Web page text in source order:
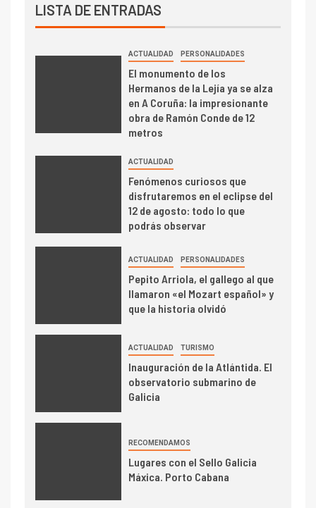
LISTA DE ENTRADAS
ACTUALIDAD PERSONALIDADES
El monumento de los
Hermanos de la Lejía ya se alza
en A Coruña: la impresionante
obra de Ramón Conde de 12
metros
ACTUALIDAD
Fenómenos curiosos que
disfrutaremos en el eclipse del
12 de agosto: todo lo que
podrás observar
ACTUALIDAD PERSONALIDADES
Pepito Arriola, el gallego al que
llamaron «el Mozart español» y
que la historia olvidó
ACTUALIDAD TURISMO
Inauguración de la Atlántida. El
observatorio submarino de
Galicia
RECOMENDAMOS
Lugares con el Sello Galicia
Máxica. Porto Cabana